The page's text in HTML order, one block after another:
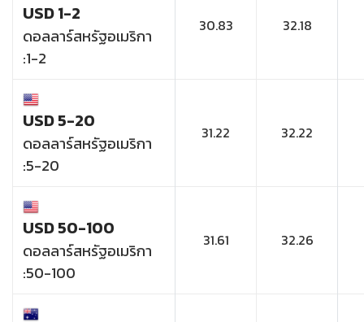
USD 1-2
ดอลลาร์สหรัฐอเมริกา
:1-2
30.83 32.18
USD 5-20
ดอลลาร์สหรัฐอเมริกา
:5-20
31.22 32.22
USD 50-100
ดอลลาร์สหรัฐอเมริกา
:50-100
31.61 32.26